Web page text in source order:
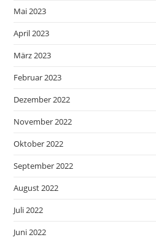
Mai 2023
April 2023
März 2023
Februar 2023
Dezember 2022
November 2022
Oktober 2022
September 2022
August 2022
Juli 2022
Juni 2022